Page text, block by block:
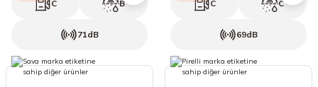
50 Lastikler
C B
71dB
C C
69dB